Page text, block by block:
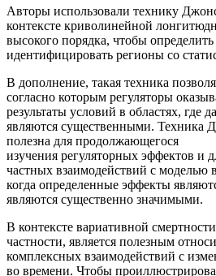
Авторы использовали технику
контексте криволинейной
высокого порядка, чтобы
идентифицировать регионы со
В дополнениe, такая техника
согласно которым регуляторы
результаты условий в областях, где
являются существенными. Техника
полезна для продолжающегося
изучения регуляторных эффектов и
частных взаимодействий с моделью
когда определенные эффекты
являются существенно значимыми.
В контексте вариативной
частности, является полезным
комплексных взаимодействий с
во времени. Чтобы